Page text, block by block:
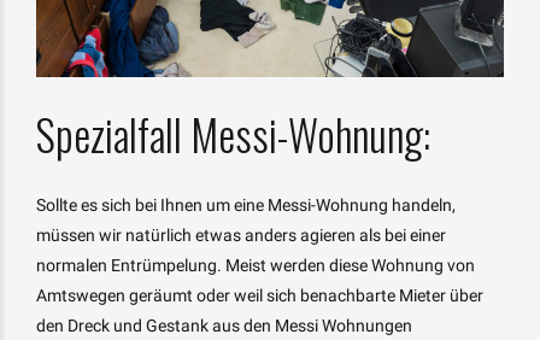
Spezialfall Messi-Wohnung:
Sollte es sich bei Ihnen um eine Messi-Wohnung handeln,
müssen wir natürlich etwas anders agieren als bei einer
normalen Entrümpelung. Meist werden diese Wohnung von
Amtswegen geräumt oder weil sich benachbarte Mieter über
den Dreck und Gestank aus den Messi Wohnungen